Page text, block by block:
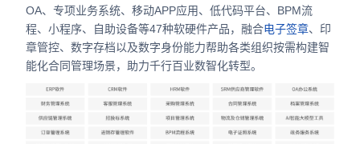
合作
我们
OA、专项业务系统、移动APP应用、低代码平台、BPM流
程、小程序、自助设备等47种软硬件产品，融合电子签章、印
章管控、数字存档以及数字身份能力帮助各类组织按需构建智
能化合同管理场景，助力千行百业数智化转型。